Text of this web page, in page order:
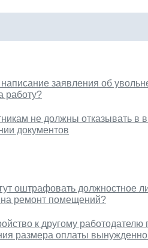
заявления об
работу?
не должны отказывать в
документов
оштрафовать должностное
на ремонт помещений?
к другому
размера оплаты